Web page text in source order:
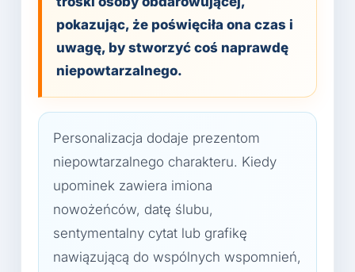
pokazując, że poświęciła ona czas i
uwagę, by stworzyć coś naprawdę
niepowtarzalnego.
Personalizacja dodaje prezentom
niepowtarzalnego charakteru. Kiedy
upominek zawiera imiona
nowożeńców, datę ślubu,
sentymentalny cytat lub grafikę
nawiązującą do wspólnych wspomnień,